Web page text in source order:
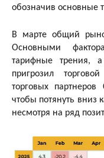
обозначив основные
В марте общий
Основными
тарифные трения,
пригрозил
торговых партнеров
чтобы потянуть вниз
несмотря на ряд